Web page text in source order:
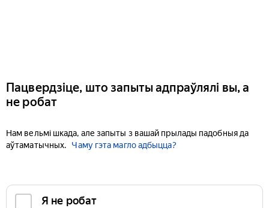
Пацвердзіце, што запыты адпраўлялі вы, а
не робат
Нам вельмі шкада, але запыты з вашай прылады падобныя да
аўтаматычных.
Чаму гэта магло адбыцца?
Я не робат